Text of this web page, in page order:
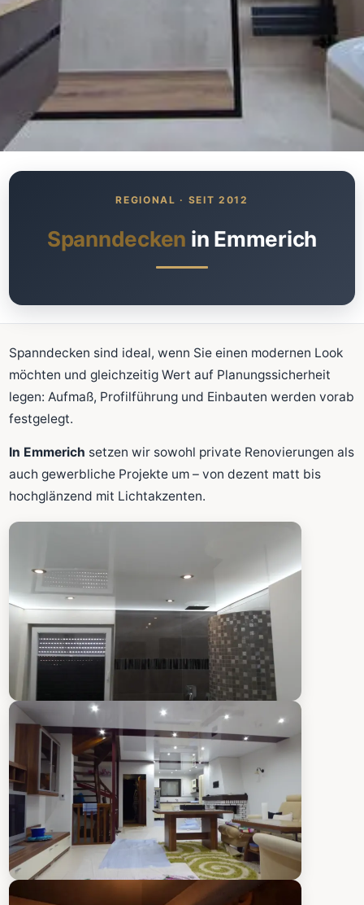
Was kostet meine neue
Spanndecke?
Schnellrechner
FLÄCHE (M²)
Zum Rechner
Fläche wird in den großen Rechner übernommen.
Spanndecken in Emmerich
Spanndecken sind ideal, wenn Sie einen modernen Look
möchten und gleichzeitig Wert auf Planungssicherheit
legen: Aufmaß, Profilführung und Einbauten werden vorab
festgelegt.
In Emmerich setzen wir sowohl private Renovierungen als
auch gewerbliche Projekte um – von dezent matt bis
hochglänzend mit Lichtakzenten.